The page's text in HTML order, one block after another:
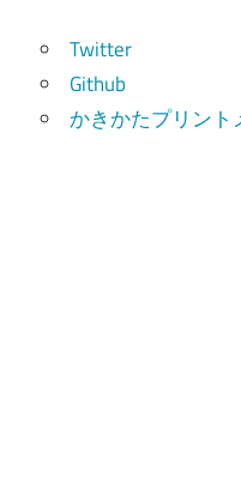
Twitter
Github
かきかたプリント